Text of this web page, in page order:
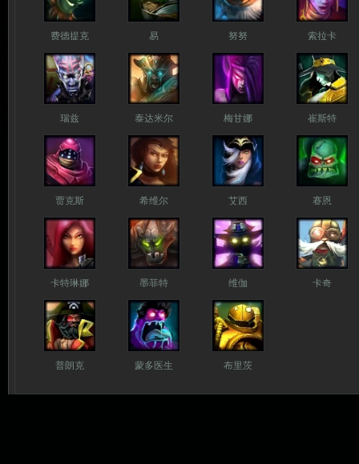
费德提克 易 努努 索拉卡
瑞兹 泰达米尔 梅甘娜 崔斯特
贾克斯 希维尔 艾西 赛恩
卡特琳娜 墨菲特 维伽 卡奇
普朗克 蒙多医生 布里茨